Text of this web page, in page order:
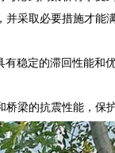
采取必要措施才能
稳定的滞回性能和
梁的抗震性能，保